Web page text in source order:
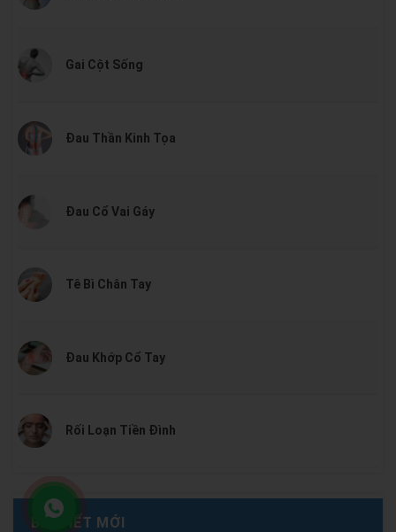
Gai Cột Sống
Đau Thần Kinh Tọa
Đau Cổ Vai Gáy
Tê Bì Chân Tay
Đau Khớp Cổ Tay
Rối Loạn Tiền Đình
BÀI VIẾT MỚI